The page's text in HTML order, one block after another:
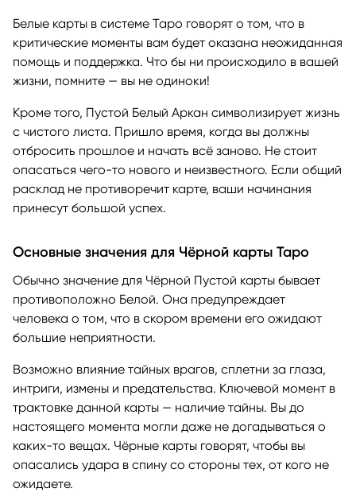
Белые карты в системе Таро говорят о том, что в
критические моменты вам будет оказана неожиданная
помощь и поддержка. Что бы ни происходило в вашей
жизни, помните — вы не одиноки!
Кроме того, Пустой Белый Аркан символизирует жизнь
с чистого листа. Пришло время, когда вы должны
отбросить прошлое и начать всё заново. Не стоит
опасаться чего-то нового и неизвестного. Если общий
расклад не противоречит карте, ваши начинания
принесут большой успех.
Основные значения для Чёрной карты Таро
Обычно значение для Чёрной Пустой карты бывает
противоположно Белой. Она предупреждает
человека о том, что в скором времени его ожидают
большие неприятности.
Возможно влияние тайных врагов, сплетни за глаза,
интриги, измены и предательства. Ключевой момент в
трактовке данной карты — наличие тайны. Вы до
настоящего момента могли даже не догадываться о
каких-то вещах. Чёрные карты говорят, чтобы вы
опасались удара в спину со стороны тех, от кого не
ожидаете.